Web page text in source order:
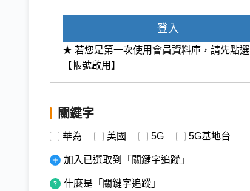
登入
★ 若您是第一次使用會員資料庫，請先點選
【帳號啟用】
關鍵字
華為 美國 5G 5G基地台
加入已選取到「關鍵字追蹤」
什麼是「關鍵字追蹤」